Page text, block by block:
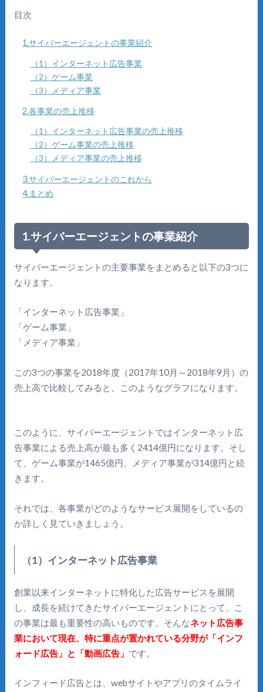
目次
1.サイバーエージェントの事業紹介
（1）インターネット広告事業
（2）ゲーム事業
（3）メディア事業
2.各事業の売上推移
（1）インターネット広告事業の売上推移
（2）ゲーム事業の売上推移
（3）メディア事業の売上推移
3.サイバーエージェントのこれから
4.まとめ
1.サイバーエージェントの事業紹介
サイバーエージェントの主要事業をまとめると以下の3つに
なります。
「インターネット広告事業」
「ゲーム事業」
「メディア事業」
この3つの事業を2018年度（2017年10月～2018年9月）の
売上高で比較してみると、このようなグラフになります。
このように、サイバーエージェントではインターネット広
告事業による売上高が最も多く2414億円になります。そし
て、ゲーム事業が1465億円、メディア事業が314億円と続
きます。
それでは、各事業がどのようなサービス展開をしているの
か詳しく見ていきましょう。
（1）インターネット広告事業
創業以来インターネットに特化した広告サービスを展開
し、成長を続けてきたサイバーエージェントにとって、こ
の事業は最も重要性の高いものです。そんなネット広告事
業において現在、特に重点が置かれている分野が「インフ
ォード広告」と「動画広告」 です。
インフィード広告とは、webサイトやアプリのタイムライ